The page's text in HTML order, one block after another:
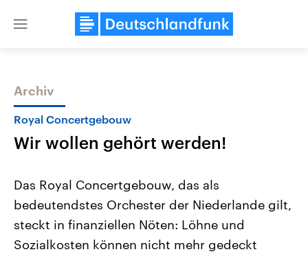
Close
Themen
Landtagswahl Sachsen-Anhalt
2026
USA
Aktuelle Beiträge,
Archiv
Royal Concertgebouw
Wir wollen gehört werden!
Das Royal Concertgebouw, das als
bedeutendstes Orchester der Niederlande gilt,
steckt in finanziellen Nöten: Löhne und
Sozialkosten können nicht mehr gedeckt